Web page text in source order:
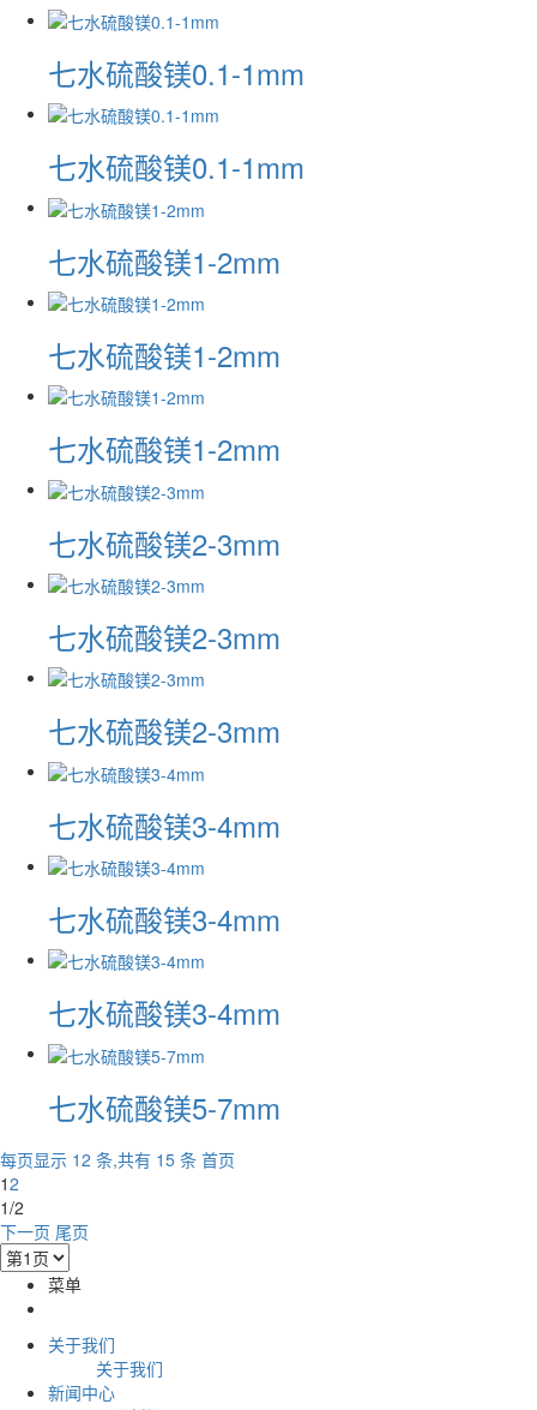
七水硫酸镁0.1-1mm
七水硫酸镁0.1-1mm
七水硫酸镁1-2mm
七水硫酸镁1-2mm
七水硫酸镁1-2mm
七水硫酸镁2-3mm
七水硫酸镁2-3mm
七水硫酸镁2-3mm
七水硫酸镁3-4mm
七水硫酸镁3-4mm
七水硫酸镁3-4mm
七水硫酸镁5-7mm
每页显示 12 条,共有 15 条 首页
12
1/2
下一页 尾页
菜单
关于我们
关于我们
新闻中心